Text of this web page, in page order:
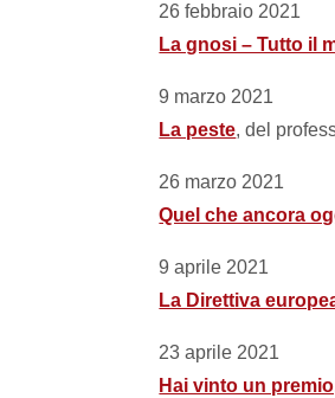
26 febbraio 2021
La gnosi – Tutto il
9 marzo 2021
La peste, del
26 marzo 2021
Quel che ancora
9 aprile 2021
La Direttiva
23 aprile 2021
Hai vinto un